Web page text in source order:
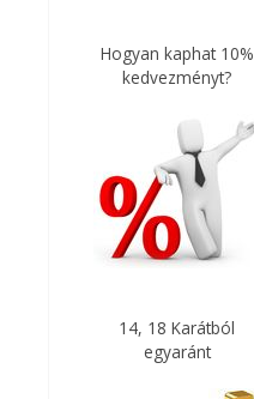
Hogyan kaphat 10%
kedvezményt?
14, 18 Karátból
egyaránt